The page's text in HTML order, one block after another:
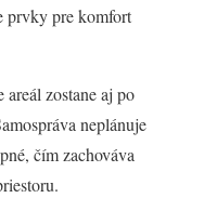
prvky pre komfort
zostane aj po
neplánuje
čím zachováva